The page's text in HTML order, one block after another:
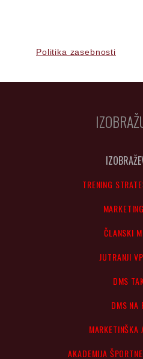
Politika zasebnosti
TRENING
ČLANSKI
JUTRANJI
DMS
DMS NA
MARKETINŠKA
AKADEMIJA